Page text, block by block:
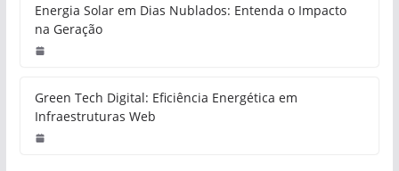
Energia Solar em Dias Nublados: Entenda o Impacto
na Geração
Green Tech Digital: Eficiência Energética em
Infraestruturas Web